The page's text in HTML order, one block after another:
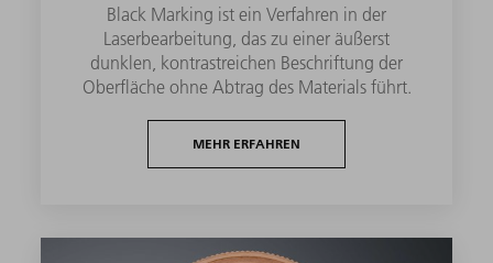
Black Marking ist ein Verfahren in der
Laserbearbeitung, das zu einer äußerst
dunklen, kontrastreichen Beschriftung der
Oberfläche ohne Abtrag des Materials führt.
MEHR ERFAHREN